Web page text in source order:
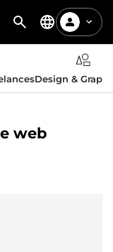
Design &
web